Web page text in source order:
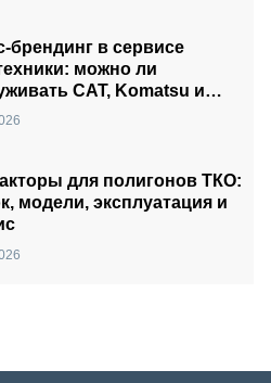
брендинг в сервисе
можно ли
CAT, Komatsu и
в одном боксе?
для полигонов ТКО:
модели, эксплуатация и